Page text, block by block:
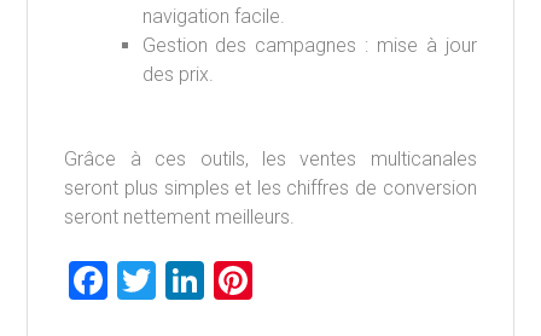
navigation facile.
Gestion des campagnes : mise à jour
des prix.
Grâce à ces outils, les ventes multicanales
seront plus simples et les chiffres de conversion
seront nettement meilleurs.
F
T
Li